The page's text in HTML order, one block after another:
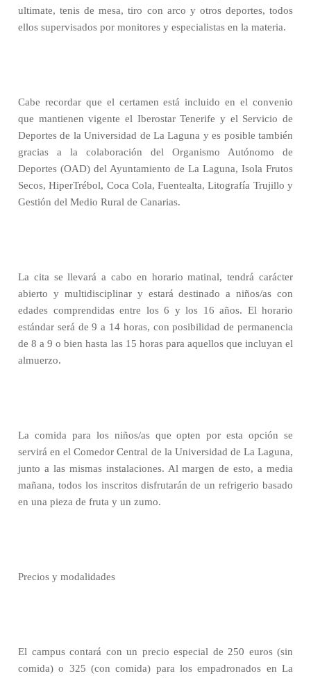
ultimate, tenis de mesa, tiro con arco y otros deportes, todos
ellos supervisados por monitores y especialistas en la materia.
Cabe recordar que el certamen está incluido en el convenio
que mantienen vigente el Iberostar Tenerife y el Servicio de
Deportes de la Universidad de La Laguna y es posible también
gracias a la colaboración del Organismo Autónomo de
Deportes (OAD) del Ayuntamiento de La Laguna, Isola Frutos
Secos, HiperTrébol, Coca Cola, Fuentealta, Litografía Trujillo y
Gestión del Medio Rural de Canarias.
La cita se llevará a cabo en horario matinal, tendrá carácter
abierto y multidisciplinar y estará destinado a niños/as con
edades comprendidas entre los 6 y los 16 años. El horario
estándar será de 9 a 14 horas, con posibilidad de permanencia
de 8 a 9 o bien hasta las 15 horas para aquellos que incluyan el
almuerzo.
La comida para los niños/as que opten por esta opción se
servirá en el Comedor Central de la Universidad de La Laguna,
junto a las mismas instalaciones. Al margen de esto, a media
mañana, todos los inscritos disfrutarán de un refrigerio basado
en una pieza de fruta y un zumo.
Precios y modalidades
El campus contará con un precio especial de 250 euros (sin
comida) o 325 (con comida) para los empadronados en La